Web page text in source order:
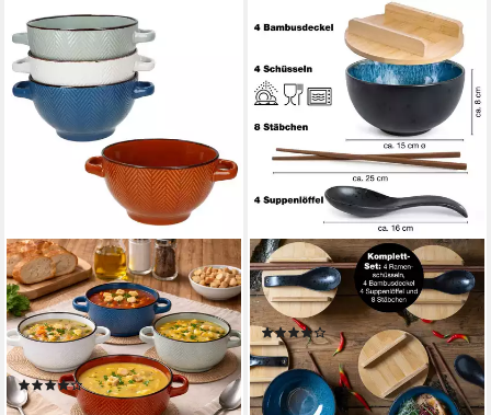
MAMBOCAT
Suppenschüssel MamboCat
4x Chevron Suppentassen
450ml Blau Braun Olivgrün
Weiß, Keramik
(1)
19,99 €
MORITZ & MORITZ
Suppenschüssel SOLID 4x
Ramen Blau
(10)
59,99 € UVP69,99 €
-14%
lieferbar - in 3-4 Werktagen bei dir